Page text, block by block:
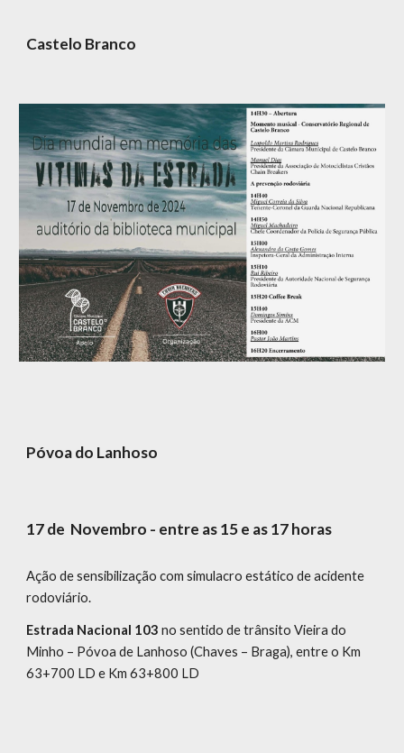
Castelo Branco
Póvoa do Lanhoso
17 de Novembro - entre as 15 e as 17 horas
Ação de sensibilização com simulacro estático de acidente
rodoviário.
Estrada Nacional 103 no sentido de trânsito Vieira do
Minho – Póvoa de Lanhoso (Chaves – Braga), entre o Km
63+700 LD e Km 63+800 LD